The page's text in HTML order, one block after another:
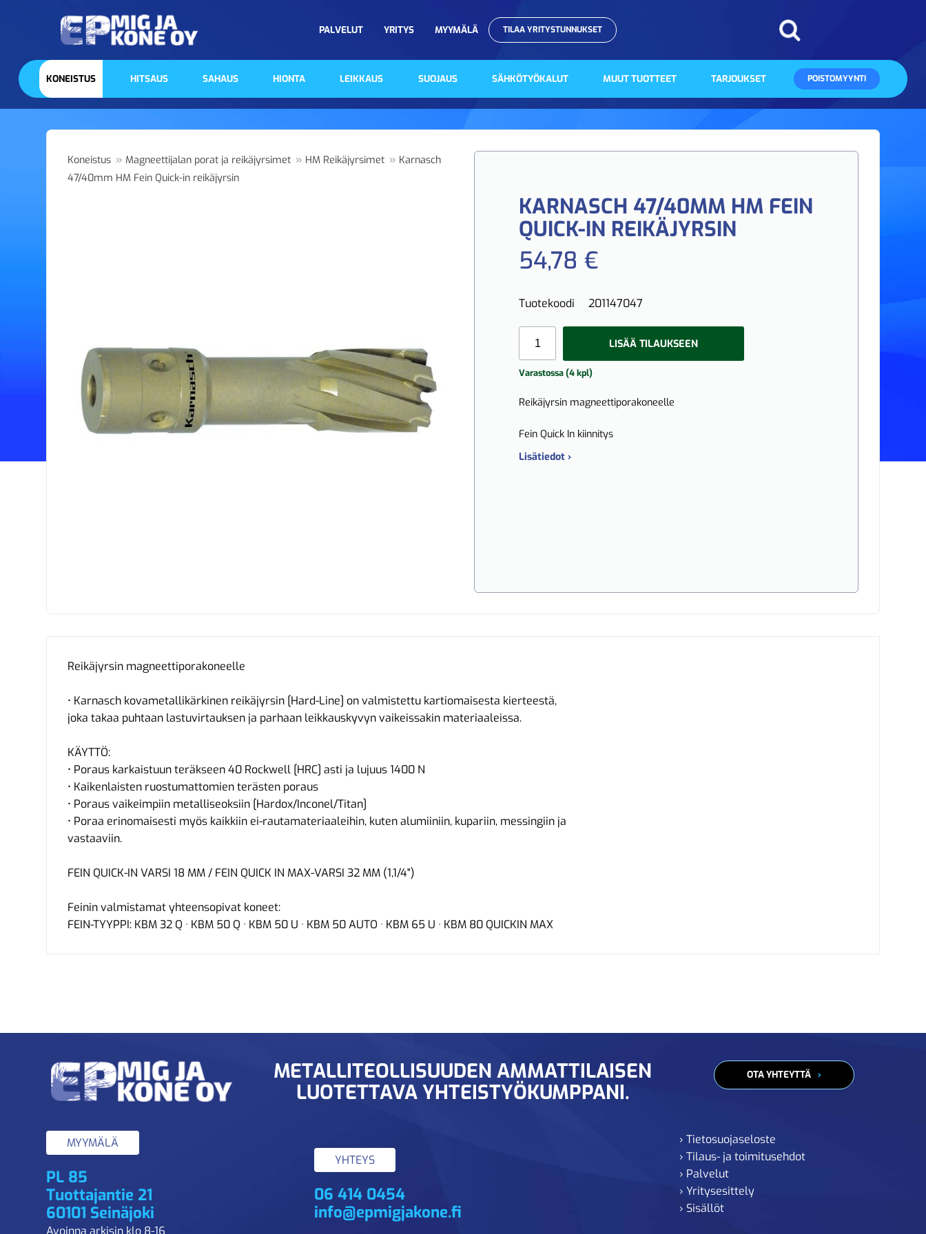
PALVELUT YRITYS MYYMÄLÄ TILAA YRITYSTUNNUKSET
KONEISTUS HITSAUS SAHAUS HIONTA LEIKKAUS SUOJAUS SÄHKÖTYÖKALUT MUUT TUOTTEET TARJOUKSET POISTOMYYNTI
Koneistus »Magneettijalan porat ja reikäjyrsimet » HM Reikäjyrsimet » Karnasch
47/40mm HM Fein Quick-in reikäjyrsin
KARNASCH 47/40MM HM FEIN
QUICK-IN REIKÄJYRSIN
54,78 €
Tuotekoodi 201147047
LISÄÄ TILAUKSEEN
Varastossa (4 kpl)
Reikäjyrsin magneettiporakoneelle
Fein Quick In kiinnitys
Lisätiedot ›
Reikäjyrsin magneettiporakoneelle
• Karnasch kovametallikärkinen reikäjyrsin [Hard-Line] on valmistettu kartiomaisesta kierteestä,
joka takaa puhtaan lastuvirtauksen ja parhaan leikkauskyvyn vaikeissakin materiaaleissa.
KÄYTTÖ:
• Poraus karkaistuun teräkseen 40 Rockwell [HRC] asti ja lujuus 1400 N
• Kaikenlaisten ruostumattomien terästen poraus
• Poraus vaikeimpiin metalliseoksiin [Hardox/Inconel/Titan]
• Poraa erinomaisesti myös kaikkiin ei-rautamateriaaleihin, kuten alumiiniin, kupariin, messingiin ja
vastaaviin.
FEIN QUICK-IN VARSI 18 MM / FEIN QUICK IN MAX-VARSI 32 MM (1,1/4")
Feinin valmistamat yhteensopivat koneet:
FEIN-TYYPPI: KBM 32 Q · KBM 50 Q · KBM 50 U · KBM 50 AUTO · KBM 65 U · KBM 80 QUICKIN MAX
METALLITEOLLISUUDEN AMMATTILAISEN
LUOTETTAVA YHTEISTYÖKUMPPANI.
OTA YHTEYTTÄ
MYYMÄLÄ
PL 85
Tuottajantie 21
60101 Seinäjoki
YHTEYS
06 414 0454
info@epmigjakone.fi
› Tietosuojaseloste
› Tilaus- ja toimitusehdot
› Palvelut
› Yritysesittely
› Sisällöt